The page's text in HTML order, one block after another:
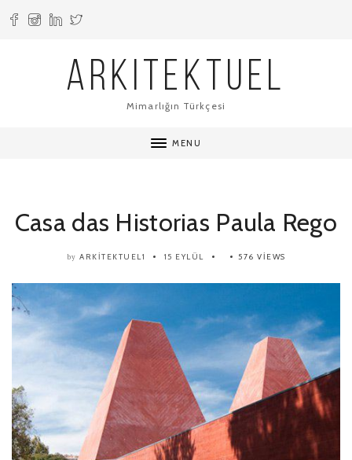
ARKITEKTUEL
Mimarlığın Türkçesi
MENU
Casa das Historias Paula Rego
by ARKITEKTUEL1 15 EYLÜL 576 VIEWS